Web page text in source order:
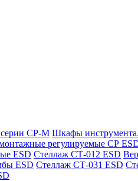
СР-М Шкафы
регулируемые СР
ESD Стеллаж СТ-012 ESD
ESD Стеллаж СТ-031 ESD